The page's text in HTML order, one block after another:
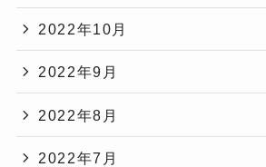
2022年10月
2022年9月
2022年8月
2022年7月